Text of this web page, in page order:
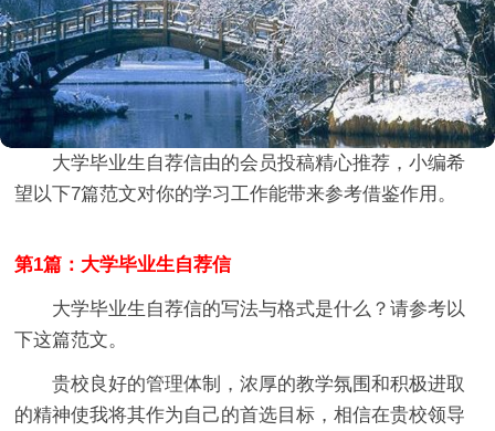
大学毕业生自荐信由的会员投稿精心推荐，小编希
望以下7篇范文对你的学习工作能带来参考借鉴作用。
第1篇：大学毕业生自荐信
大学毕业生自荐信的写法与格式是什么？请参考以
下这篇范文。
贵校良好的管理体制，浓厚的教学氛围和积极进取
的精神使我将其作为自己的首选目标，相信在贵校领导